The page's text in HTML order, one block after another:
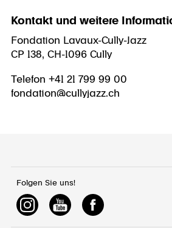
Kontakt und weitere
Fondation Lavaux-Cully-Jazz
CP 138, CH-1096 Cully
Telefon +41 21 799 99 00
fondation@cullyjazz.ch
Folgen Sie uns!